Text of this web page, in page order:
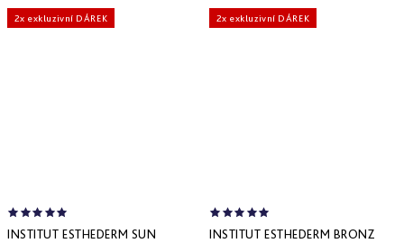
2x exkluzivní DÁREK
INSTITUT ESTHEDERM SUN
2x exkluzivní DÁREK
INSTITUT ESTHEDERM BRONZ